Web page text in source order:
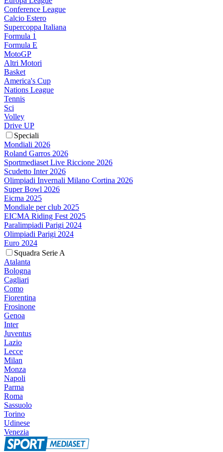
Conference League
Calcio Estero
Supercoppa Italiana
Formula 1
Formula E
MotoGP
Altri Motori
Basket
America's Cup
Nations League
Tennis
Sci
Volley
Drive UP
Speciali
Mondiali 2026
Roland Garros 2026
Sportmediaset Live Riccione 2026
Scudetto Inter 2026
Olimpiadi Invernali Milano Cortina 2026
Super Bowl 2026
Eicma 2025
Mondiale per club 2025
EICMA Riding Fest 2025
Paralimpiadi Parigi 2024
Olimpiadi Parigi 2024
Euro 2024
Squadra Serie A
Atalanta
Bologna
Cagliari
Como
Fiorentina
Frosinone
Genoa
Inter
Juventus
Lazio
Lecce
Milan
Monza
Napoli
Parma
Roma
Sassuolo
Torino
Udinese
Venezia